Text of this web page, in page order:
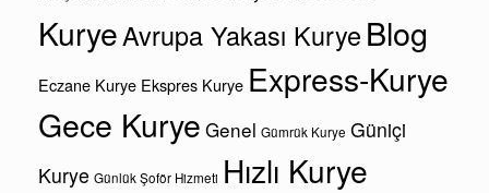
KuryeAvrupa Yakası Kurye Blog
Eczane Kurye Ekspres Kurye Express-Kurye
Gece Kurye Genel Gümrük Kurye Güniçi
Kurye Günlük Şoför Hizmeti Hızlı Kurye